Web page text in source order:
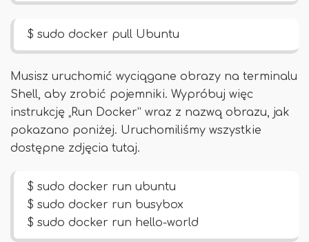
$ sudo docker pull Ubuntu
Musisz uruchomić wyciągane obrazy na terminalu
Shell, aby zrobić pojemniki. Wypróbuj więc
instrukcję „Run Docker” wraz z nazwą obrazu, jak
pokazano poniżej. Uruchomiliśmy wszystkie
dostępne zdjęcia tutaj.
$ sudo docker run ubuntu
$ sudo docker run busybox
$ sudo docker run hello-world